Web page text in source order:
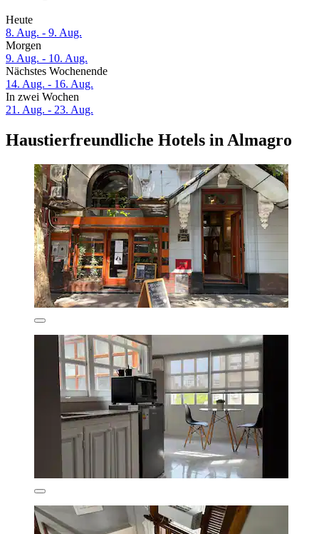
Heute
8. Aug. - 9. Aug.
Morgen
9. Aug. - 10. Aug.
Nächstes Wochenende
14. Aug. - 16. Aug.
In zwei Wochen
21. Aug. - 23. Aug.
Haustierfreundliche Hotels in Almagro